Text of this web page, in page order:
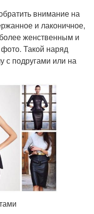
внимание на
и лаконичное,
женственным и
Такой наряд
с подругами или на